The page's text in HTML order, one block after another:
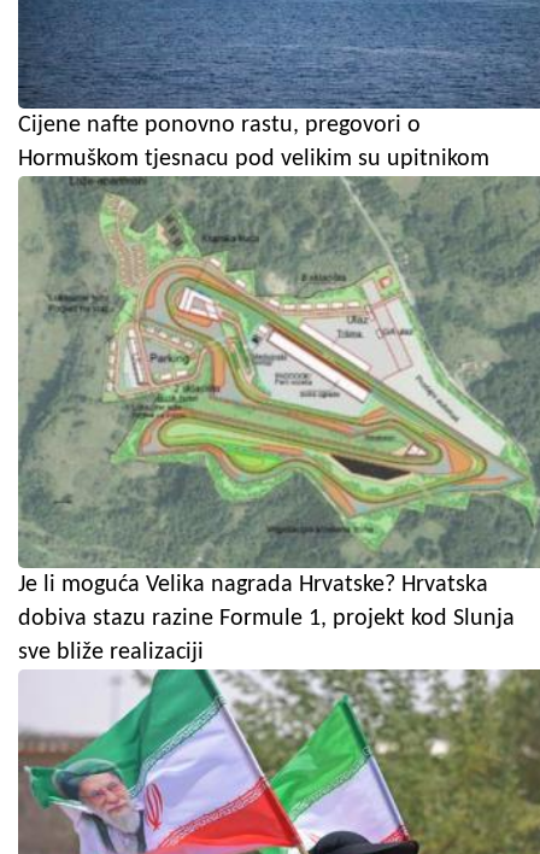
Cijene nafte ponovno rastu, pregovori o
Hormuškom tjesnacu pod velikim su upitnikom
Je li moguća Velika nagrada Hrvatske? Hrvatska
dobiva stazu razine Formule 1, projekt kod Slunja
sve bliže realizaciji